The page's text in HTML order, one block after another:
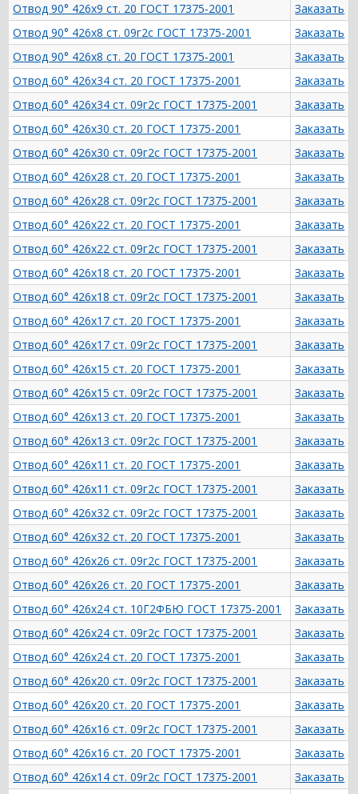
Отвод 90° 426х9 ст. 20 ГОСТ 17375-2001
Заказать
Отвод 90° 426х8 ст. 09г2с ГОСТ 17375-2001
Заказать
Отвод 90° 426х8 ст. 20 ГОСТ 17375-2001
Заказать
Отвод 60° 426х34 ст. 20 ГОСТ 17375-2001
Заказать
Отвод 60° 426х34 ст. 09г2с ГОСТ 17375-2001
Заказать
Отвод 60° 426х30 ст. 20 ГОСТ 17375-2001
Заказать
Отвод 60° 426х30 ст. 09г2с ГОСТ 17375-2001
Заказать
Отвод 60° 426х28 ст. 20 ГОСТ 17375-2001
Заказать
Отвод 60° 426х28 ст. 09г2с ГОСТ 17375-2001
Заказать
Отвод 60° 426х22 ст. 20 ГОСТ 17375-2001
Заказать
Отвод 60° 426х22 ст. 09г2с ГОСТ 17375-2001
Заказать
Отвод 60° 426х18 ст. 20 ГОСТ 17375-2001
Заказать
Отвод 60° 426х18 ст. 09г2с ГОСТ 17375-2001
Заказать
Отвод 60° 426х17 ст. 20 ГОСТ 17375-2001
Заказать
Отвод 60° 426х17 ст. 09г2с ГОСТ 17375-2001
Заказать
Отвод 60° 426х15 ст. 20 ГОСТ 17375-2001
Заказать
Отвод 60° 426х15 ст. 09г2с ГОСТ 17375-2001
Заказать
Отвод 60° 426х13 ст. 20 ГОСТ 17375-2001
Заказать
Отвод 60° 426х13 ст. 09г2с ГОСТ 17375-2001
Заказать
Отвод 60° 426х11 ст. 20 ГОСТ 17375-2001
Заказать
Отвод 60° 426х11 ст. 09г2с ГОСТ 17375-2001
Заказать
Отвод 60° 426х32 ст. 09г2с ГОСТ 17375-2001
Заказать
Отвод 60° 426х32 ст. 20 ГОСТ 17375-2001
Заказать
Отвод 60° 426х26 ст. 09г2с ГОСТ 17375-2001
Заказать
Отвод 60° 426х26 ст. 20 ГОСТ 17375-2001
Заказать
Отвод 60° 426х24 ст. 10Г2ФБЮ ГОСТ 17375-2001
Заказать
Отвод 60° 426х24 ст. 09г2с ГОСТ 17375-2001
Заказать
Отвод 60° 426х24 ст. 20 ГОСТ 17375-2001
Заказать
Отвод 60° 426х20 ст. 09г2с ГОСТ 17375-2001
Заказать
Отвод 60° 426х20 ст. 20 ГОСТ 17375-2001
Заказать
Отвод 60° 426х16 ст. 09г2с ГОСТ 17375-2001
Заказать
Отвод 60° 426х16 ст. 20 ГОСТ 17375-2001
Заказать
Отвод 60° 426х14 ст. 09г2с ГОСТ 17375-2001
Заказать